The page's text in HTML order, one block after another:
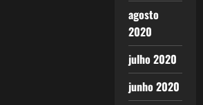
agosto
2020
julho 2020
junho 2020